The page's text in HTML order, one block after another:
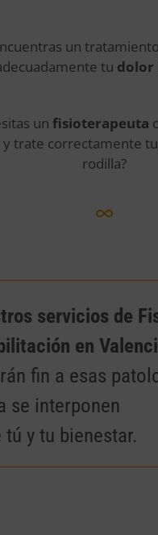
un
tu dolor
un fisioterapeuta
trate correctamente
rodilla?
servicios de
en
fin a esas
se interponen
tú y tu bienestar.